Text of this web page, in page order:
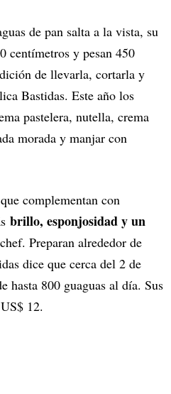
de pan salta a la vista, su
centímetros y pesan 450
de llevarla, cortarla y
Bastidas. Este año los
pastelera, nutella, crema
morada y manjar con
complementan con
brillo, esponjosidad y un
Preparan alrededor de
dice que cerca del 2 de
hasta 800 guaguas al día. Sus
12.